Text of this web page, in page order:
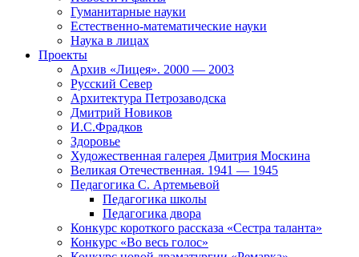
Гуманитарные науки
Естественно-математические науки
Наука в лицах
Проекты
Архив «Лицея». 2000 — 2003
Русский Север
Архитектура Петрозаводска
Дмитрий Новиков
И.С.Фрадков
Здоровье
Художественная галерея Дмитрия Москина
Великая Отечественная. 1941 — 1945
Педагогика С. Артемьевой
Педагогика школы
Педагогика двора
Конкурс короткого рассказа «Сестра таланта»
Конкурс «Во весь голос»